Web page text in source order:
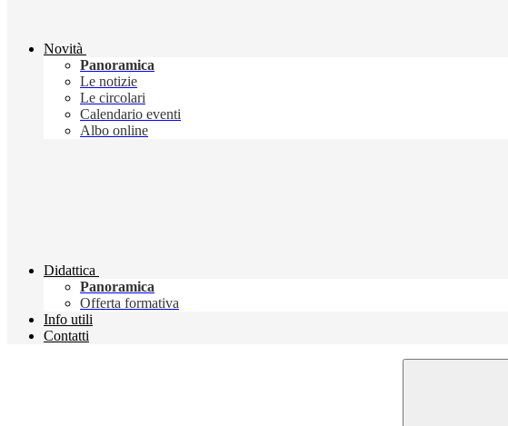
Novità
Panoramica
Le notizie
Le circolari
Calendario eventi
Albo online
Didattica
Panoramica
Offerta formativa
Info utili
Contatti